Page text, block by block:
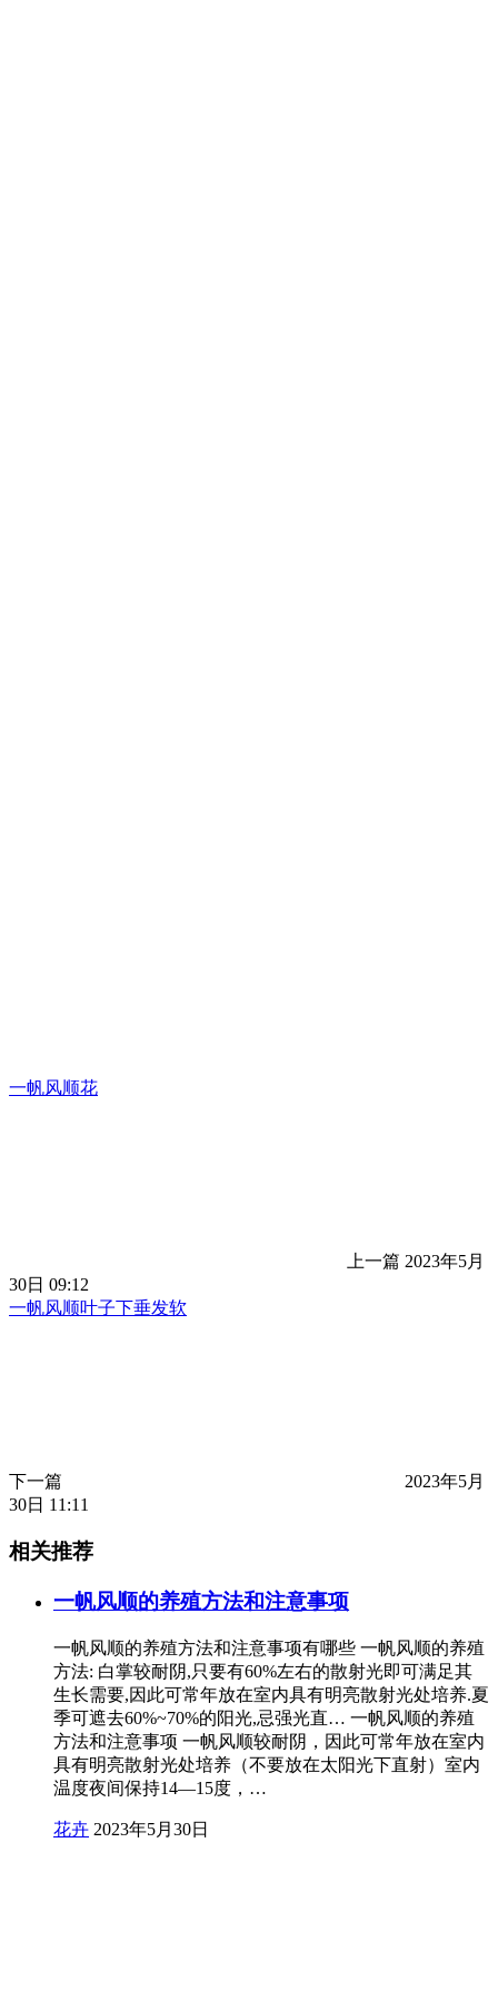
一帆风顺花
上一篇 2023年5月
30日 09:12
一帆风顺叶子下垂发软
下一篇
2023年5月
30日 11:11
相关推荐
一帆风顺的养殖方法和注意事项
一帆风顺的养殖方法和注意事项有哪些 一帆风顺的养殖
方法: 白掌较耐阴,只要有60%左右的散射光即可满足其
生长需要,因此可常年放在室内具有明亮散射光处培养.夏
季可遮去60%~70%的阳光,忌强光直… 一帆风顺的养殖
方法和注意事项 一帆风顺较耐阴，因此可常年放在室内
具有明亮散射光处培养（不要放在太阳光下直射）室内
温度夜间保持14—15度，…
花卉 2023年5月30日